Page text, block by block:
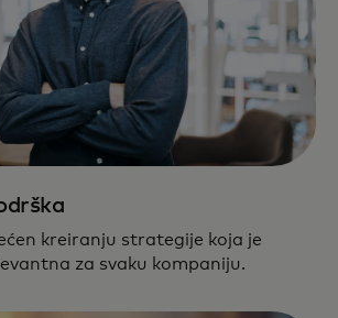
kreiranju strategije koja je
za svaku kompaniju.